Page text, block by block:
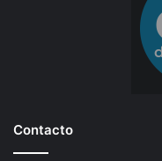
Contacto